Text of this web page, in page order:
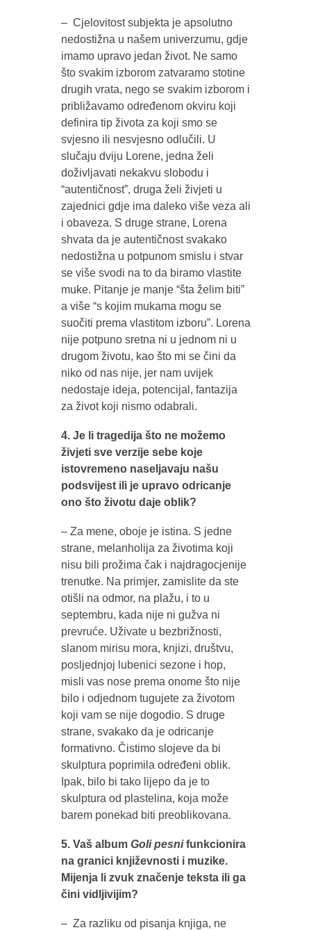
– Cjelovitost subjekta je apsolutno
nedostižna u našem univerzumu, gdje
imamo upravo jedan život. Ne samo
što svakim izborom zatvaramo stotine
drugih vrata, nego se svakim izborom i
približavamo određenom okviru koji
definira tip života za koji smo se
svjesno ili nesvjesno odlučili. U
slučaju dviju Lorene, jedna želi
doživljavati nekakvu slobodu i
“autentičnost”, druga želi živjeti u
zajednici gdje ima daleko više veza ali
i obaveza. S druge strane, Lorena
shvata da je autentičnost svakako
nedostižna u potpunom smislu i stvar
se više svodi na to da biramo vlastite
muke. Pitanje je manje “šta želim biti”
a više “s kojim mukama mogu se
suočiti prema vlastitom izboru”. Lorena
nije potpuno sretna ni u jednom ni u
drugom životu, kao što mi se čini da
niko od nas nije, jer nam uvijek
nedostaje ideja, potencijal, fantazija
za život koji nismo odabrali.
4. Je li tragedija što ne možemo
živjeti sve verzije sebe koje
istovremeno naseljavaju našu
podsvijest ili je upravo odricanje
ono što životu daje oblik?
– Za mene, oboje je istina. S jedne
strane, melanholija za životima koji
nisu bili prožima čak i najdragocjenije
trenutke. Na primjer, zamislite da ste
otišli na odmor, na plažu, i to u
septembru, kada nije ni gužva ni
prevruće. Uživate u bezbrižnosti,
slanom mirisu mora, knjizi, društvu,
posljednjoj lubenici sezone i hop,
misli vas nose prema onome što nije
bilo i odjednom tugujete za životom
koji vam se nije dogodio. S druge
strane, svakako da je odricanje
formativno. Čistimo slojeve da bi
skulptura poprimila određeni oblik.
Ipak, bilo bi tako lijepo da je to
skulptura od plastelina, koja može
barem ponekad biti preoblikovana.
5. Vaš album Goli pesnifunkcionira
na granici književnosti i muzike.
Mijenja li zvuk značenje teksta ili ga
čini vidljivijim?
– Za razliku od pisanja knjiga, ne